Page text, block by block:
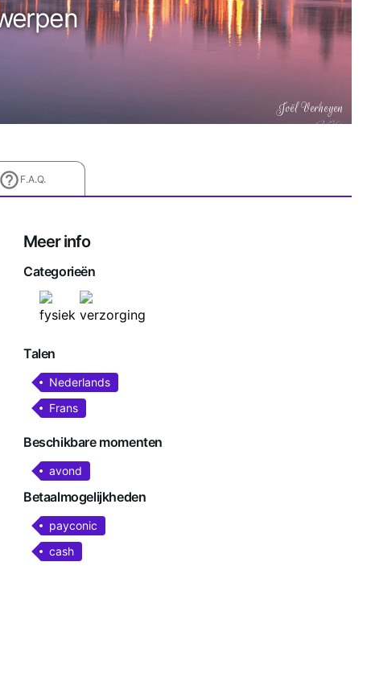
Joël Verheyen
F.A.Q.
Meer info
Categorieën
Talen
Nederlands
Frans
Beschikbare momenten
avond
Betaalmogelijkheden
payconic
cash